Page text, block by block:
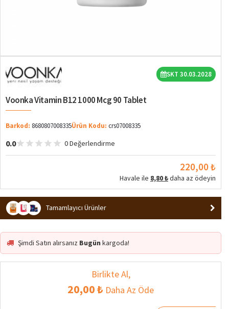
SKT 30.03.2028
Voonka Vitamin B12 1000 Mcg 90 Tablet
Barkod: 8680807008335Ürün Kodu: crs07008335
0.0 0 Değerlendirme
220,00 ₺
Havale ile 8,80 ₺daha az ödeyin
Tamamlayıcı Ürünler
Şimdi Satın alırsanız Bugün kargoda!
Birlikte Al,
20,00 ₺ Daha Az Öde